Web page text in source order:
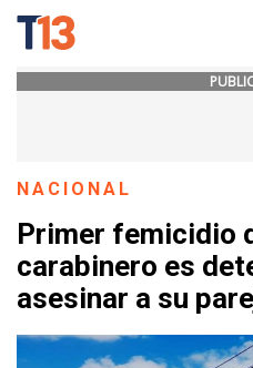
NACIONAL
Primer femicidio
carabinero es
asesinar a su